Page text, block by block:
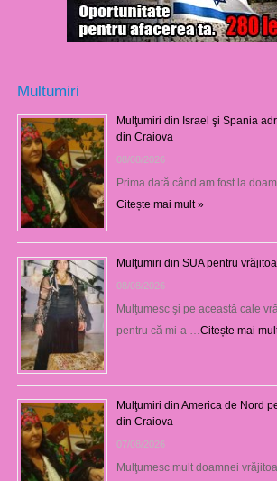
Multumiri
Mulţumiri din Israel şi Spania
din Craiova
08/08/2026
Prima dată când am fost la
Citește mai mult »
Mulţumiri din SUA pentru
08/08/2026
Mulţumesc şi pe această cale
pentru că mi-a … Citește mai
Mulţumiri din America de Nord
din Craiova
07/08/2026
Mulţumesc mult doamnei